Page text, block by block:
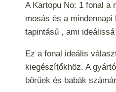
A Kartopu No: 1 fonal a
mosás és a
tapintású , ami
Ez a fonal ideális
kiegészítőkhöz. A
bőrűek és babák